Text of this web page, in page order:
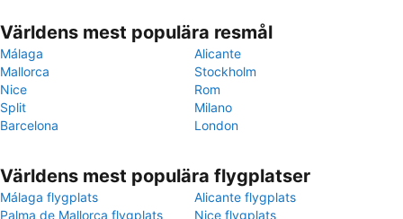
Världens mest populära resmål
Málaga
Alicante
Mallorca
Stockholm
Nice
Rom
Split
Milano
Barcelona
London
Världens mest populära flygplatser
Málaga flygplats
Alicante flygplats
Palma de Mallorca flygplats
Nice flygplats